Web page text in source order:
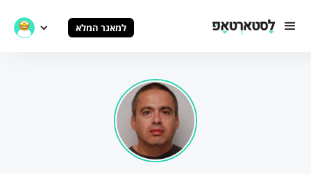
למאגר המלא